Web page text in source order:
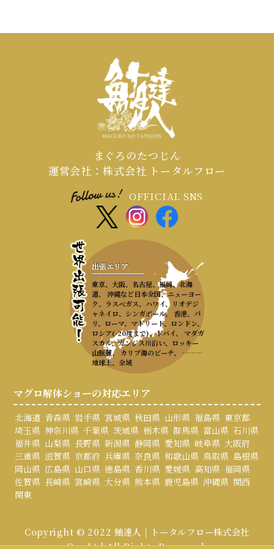
まぐろのたつじん
運営会社：株式会社 トータルフロー
OFFICIAL SNS
出張エリア
東京、大阪、名古屋、福岡、北海
道、 沖縄など日本全国、ニューヨー
ク、ラスベガス、ハワイ、リオデジ
ャネイロ、シンガポール、 香港、パ
リ、ローマ、マドリード、ロンドン、
ロシア(-20度まで)、ドバイ、 マダガ
スカル、ガンジス川沿い、ロッキー
山脈麓、 カリブ海のビーチ、 ………
地球上、全域
マグロ解体ショーの対応エリア
北海道 青森県 岩手県 宮城県 秋田県 山形県 福島県 東京都
埼玉県 神奈川県 千葉県 茨城県 栃木県 群馬県 富山県 石川県
福井県 山梨県 長野県 新潟県 静岡県 愛知県 岐阜県 大阪府
三重県 滋賀県 京都府 兵庫県 奈良県 和歌山県 鳥取県 島根県
岡山県 広島県 山口県 徳島県 香川県 愛媛県 高知県 福岡県
佐賀県 長崎県 宮崎県 大分県 熊本県 鹿児島県 沖縄県 関西
関東
Copyright © 2022 鮪達人 | トータルフロー株式会社